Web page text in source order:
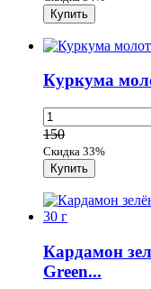
Куркума
150
Скидка 33%
Кардамон
Green...